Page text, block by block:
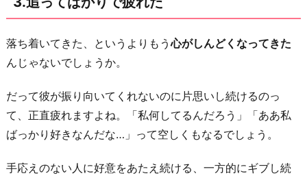
き
6.
今
の
関
係
好
落ち着いてきた、というよりもう心がしんどくなってきた
んじゃないでしょうか。
だって彼が振り向いてくれないのに片思いし続けるのっ
て、正直疲れますよね。「私何してるんだろう」「ああ私
ばっかり好きなんだな…」って空しくもなるでしょう。
手応えのない人に好意をあたえ続ける、一方的にギブし続